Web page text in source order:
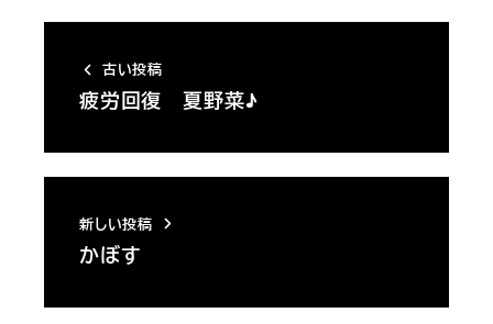
古い投稿
疲労回復 夏野菜♪
新しい投稿
かぼす